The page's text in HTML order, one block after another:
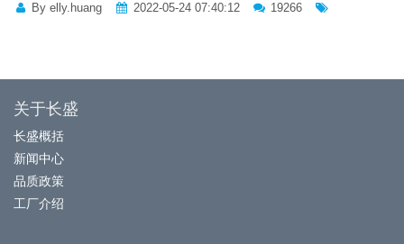
By elly.huang 2022-05-24 07:40:12 19266
关于长盛
长盛概括
新闻中心
品质政策
工厂介绍